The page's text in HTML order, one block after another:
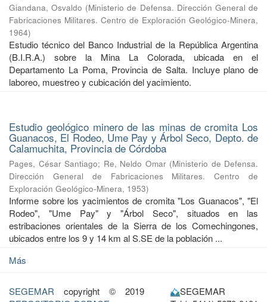
Giandana, Osvaldo (Ministerio de Defensa. Dirección General de
Fabricaciones Militares. Centro de Exploración Geológico-Minera,
1964)
Estudio técnico del Banco Industrial de la República Argentina
(B.I.R.A.) sobre la Mina La Colorada, ubicada en el
Departamento La Poma, Provincia de Salta. Incluye plano de
laboreo, muestreo y cubicación del yacimiento.
Estudio geológico minero de las minas de cromita Los
Guanacos, El Rodeo, Ume Pay y Árbol Seco, Depto. de
Calamuchita, Provincia de Córdoba
Pages, César Santiago; Re, Neldo Omar (Ministerio de Defensa.
Dirección General de Fabricaciones Militares. Centro de
Exploración Geológico-Minera, 1953)
Informe sobre los yacimientos de cromita "Los Guanacos", "El
Rodeo", "Ume Pay" y "Árbol Seco", situados en las
estribaciones orientales de la Sierra de los Comechingones,
ubicados entre los 9 y 14 km al S.SE de la población ...
Más
SEGEMAR copyright © 2019
SEGEMAR